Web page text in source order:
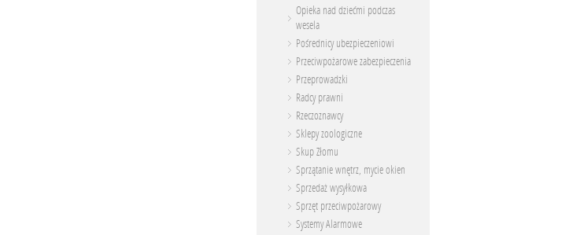
Opieka nad dziećmi podczas
wesela
Pośrednicy ubezpieczeniowi
Przeciwpożarowe zabezpieczenia
Przeprowadzki
Radcy prawni
Rzeczoznawcy
Sklepy zoologiczne
Skup Złomu
Sprzątanie wnętrz, mycie okien
Sprzedaż wysyłkowa
Sprzęt przeciwpożarowy
Systemy Alarmowe